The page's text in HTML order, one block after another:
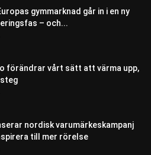
gymmarknad går in i en ny
– och...
förändrar vårt sätt att värma upp,
nordisk varumärkeskampanj
till mer rörelse